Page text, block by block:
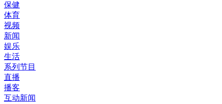
保健
体育
视频
新闻
娱乐
生活
系列节目
直播
播客
互动新闻